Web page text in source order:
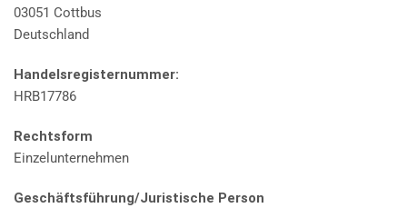
03051 Cottbus
Deutschland
Handelsregisternummer:
HRB17786
Rechtsform
Einzelunternehmen
Geschäftsführung/Juristische Person